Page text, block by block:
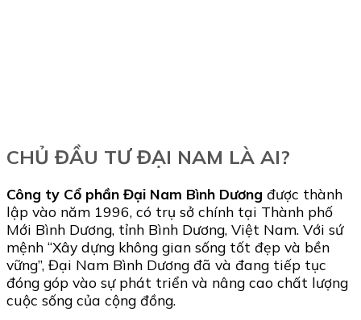
CHỦ ĐẦU TƯ ĐẠI NAM LÀ AI?
Công ty Cổ phần Đại Nam Bình Dương được thành
lập vào năm 1996, có trụ sở chính tại Thành phố
Mới Bình Dương, tỉnh Bình Dương, Việt Nam. Với sứ
mệnh “Xây dựng không gian sống tốt đẹp và bền
vững”, Đại Nam Bình Dương đã và đang tiếp tục
đóng góp vào sự phát triển và nâng cao chất lượng
cuộc sống của cộng đồng.